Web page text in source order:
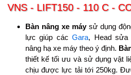
VNS - LIFT150 - 110 C -
Bàn nâng xe máysử dụng
lực giúp cácGara, Head sửa
nâng hạ xe máy theo ý định.
thiết kế tối ưu và sử dụng vật
chịu được lực tải tới 250kg.